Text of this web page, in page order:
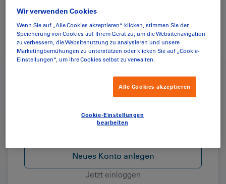
BENUTZERNAME ODER E-MAIL-ADRESSE *
Passwort vergessen?
Neues Konto anlegen
Jetzt einloggen
Verzögerungen bitten
Merci für Ihre Geduld!
Wir verwenden Cookies
Wenn Sie auf „Alle Cookies akzeptieren“ klicken, stimmen Sie der
Speicherung von Cookies auf Ihrem Gerät zu, um die Websitenavigation
zu verbessern, die Websitenutzung zu analysieren und unsere
Marketingbemühungen zu unterstützen oder klicken Sie auf „Cookie-
Einstellungen“, um Ihre Cookies selbst zu verwalten.
Alle Cookies akzeptieren
Cookie-Einstellungen
bearbeiten